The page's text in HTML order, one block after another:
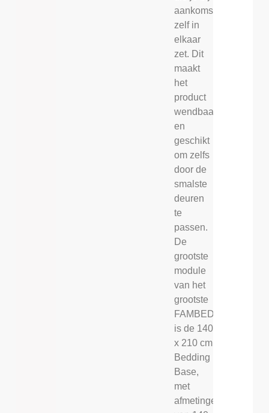
aankomst
zelf in
elkaar
zet. Dit
maakt
het
product
wendbaar
en
geschikt
om zelfs
door de
smalste
deuren
te
passen.
De
grootste
module
van het
grootste
FAMBED®
is de 140
x 210 cm
Bedding
Base,
met
afmetingen